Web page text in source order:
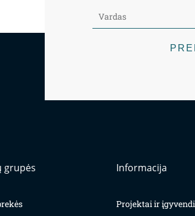
grupės Informacija
Projektai ir